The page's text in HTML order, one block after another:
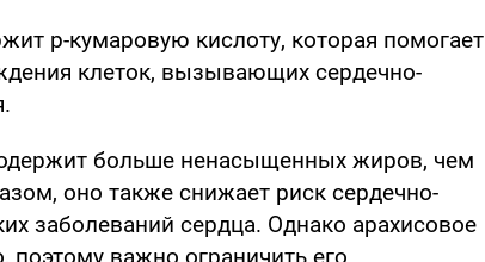
р-кумаровую кислоту, которая помогает
клеток, вызывающих сердечно-
больше ненасыщенных жиров, чем
оно также снижает риск сердечно-
заболеваний сердца. Однако арахисовое